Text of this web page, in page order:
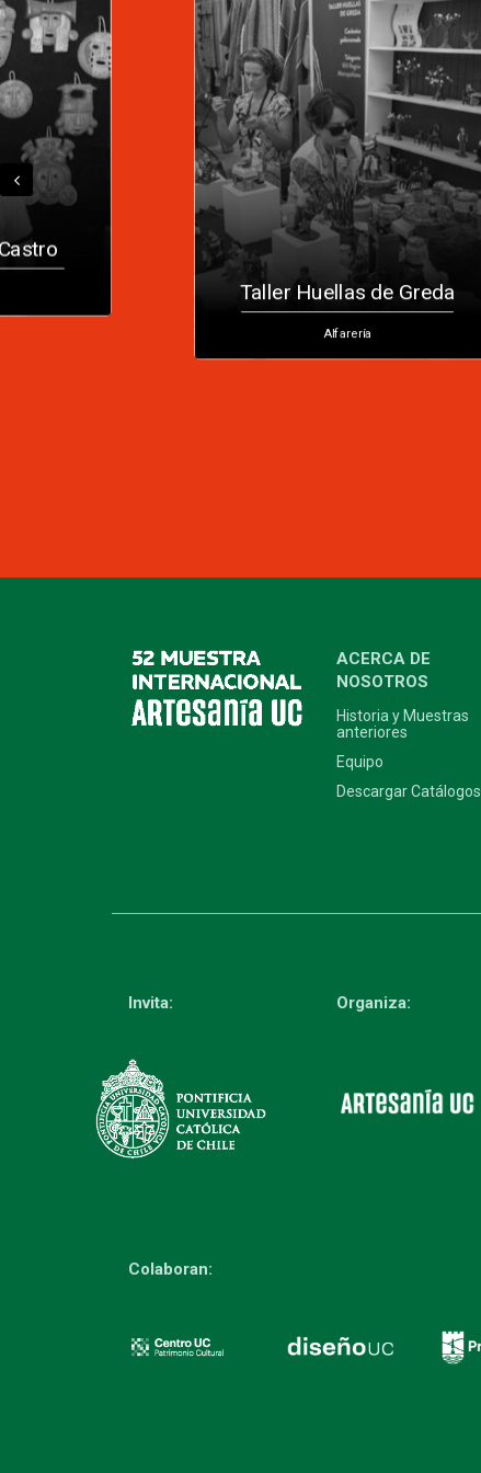
Taller Huellas de Greda
Alfarería
ACERCA DE
NOSOTROS
Historia y Muestras
anteriores
Equipo
Descargar Catálogos
Invita: Organiza:
Colaboran: